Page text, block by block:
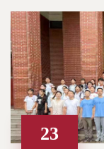
23